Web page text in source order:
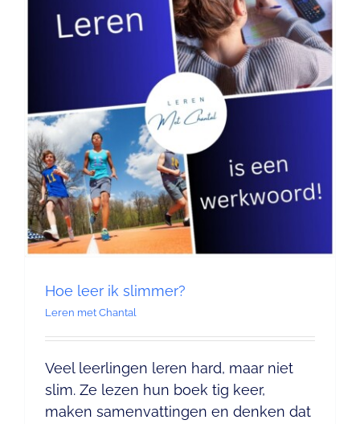
Contact
Hoe leer ik slimmer?
Leren met Chantal
Veel leerlingen leren hard, maar niet
slim. Ze lezen hun boek tig keer,
maken samenvattingen en denken dat